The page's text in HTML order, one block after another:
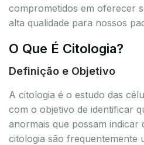
comprometidos em oferecer
alta qualidade para nossos
O Que É Citologia?
Definição e Objetivo
A citologia é o estudo das
com o objetivo de identificar
anormais que possam indicar
citologia são frequentemente